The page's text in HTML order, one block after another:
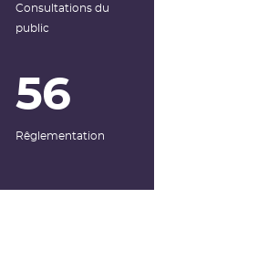
Consultations du
public
56
Rêglementation